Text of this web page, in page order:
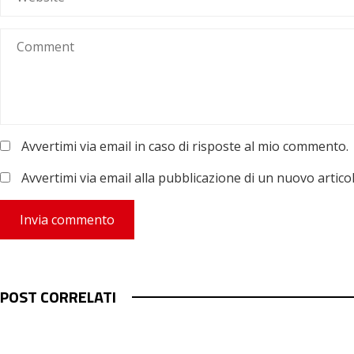
Avvertimi via email in caso di risposte al mio commento.
Avvertimi via email alla pubblicazione di un nuovo
POST CORRELATI